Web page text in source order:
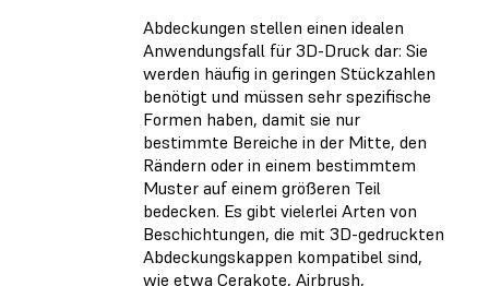
Abdeckungen stellen einen idealen
Anwendungsfall für 3D-Druck dar: Sie
werden häufig in geringen Stückzahlen
benötigt und müssen sehr spezifische
Formen haben, damit sie nur
bestimmte Bereiche in der Mitte, den
Rändern oder in einem bestimmtem
Muster auf einem größeren Teil
bedecken. Es gibt vielerlei Arten von
Beschichtungen, die mit 3D-gedruckten
Abdeckungskappen kompatibel sind,
wie etwa Cerakote, Airbrush,